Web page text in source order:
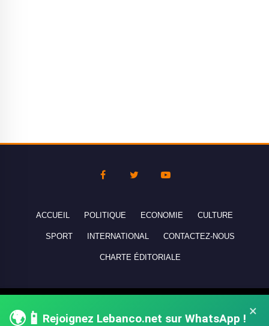
×
🌍📱 Rejoignez Lebanco.net sur WhatsApp !
ACCUEIL POLITIQUE ECONOMIE CULTURE
SPORT INTERNATIONAL CONTACTEZ-NOUS
CHARTE ÉDITORIALE
réservés - All rights reserved.